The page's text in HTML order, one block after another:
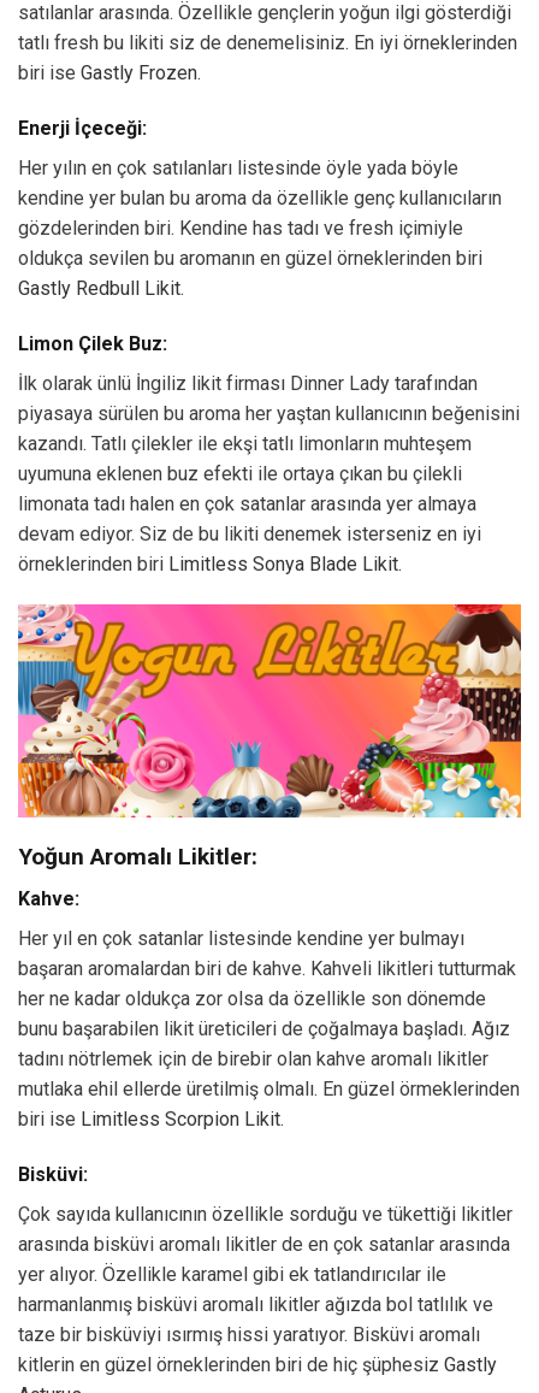
satılanlar arasında. Özellikle gençlerin yoğun ilgi gösterdiği
tatlı fresh bu likiti siz de denemelisiniz. En iyi örneklerinden
biri ise Gastly Frozen.
Enerji İçeceği:
Her yılın en çok satılanları listesinde öyle yada böyle
kendine yer bulan bu aroma da özellikle genç kullanıcıların
gözdelerinden biri. Kendine has tadı ve fresh içimiyle
oldukça sevilen bu aromanın en güzel örneklerinden biri
Gastly Redbull Likit.
Limon Çilek Buz:
İlk olarak ünlü İngiliz likit firması Dinner Lady tarafından
piyasaya sürülen bu aroma her yaştan kullanıcının beğenisini
kazandı. Tatlı çilekler ile ekşi tatlı limonların muhteşem
uyumuna eklenen buz efekti ile ortaya çıkan bu çilekli
limonata tadı halen en çok satanlar arasında yer almaya
devam ediyor. Siz de bu likiti denemek isterseniz en iyi
örneklerinden biri Limitless Sonya Blade Likit.
Yoğun Aromalı Likitler:
Kahve:
Her yıl en çok satanlar listesinde kendine yer bulmayı
başaran aromalardan biri de kahve. Kahveli likitleri tutturmak
her ne kadar oldukça zor olsa da özellikle son dönemde
bunu başarabilen likit üreticileri de çoğalmaya başladı. Ağız
tadını nötrlemek için de birebir olan kahve aromalı likitler
mutlaka ehil ellerde üretilmiş olmalı. En güzel örmeklerinden
biri ise Limitless Scorpion Likit.
Bisküvi:
Çok sayıda kullanıcının özellikle sorduğu ve tükettiği likitler
arasında bisküvi aromalı likitler de en çok satanlar arasında
yer alıyor. Özellikle karamel gibi ek tatlandırıcılar ile
harmanlanmış bisküvi aromalı likitler ağızda bol tatlılık ve
taze bir bisküviyi ısırmış hissi yaratıyor. Bisküvi aromalı
kitlerin en güzel örneklerinden biri de hiç şüphesiz Gastly